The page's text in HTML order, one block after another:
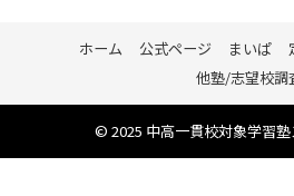
ホーム 公式ページ まいぱ
他塾/志望校調
© 2025 中高一貫校対象学習